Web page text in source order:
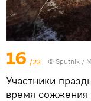
16 /22 © Sputnik /
Участники
время сожжения